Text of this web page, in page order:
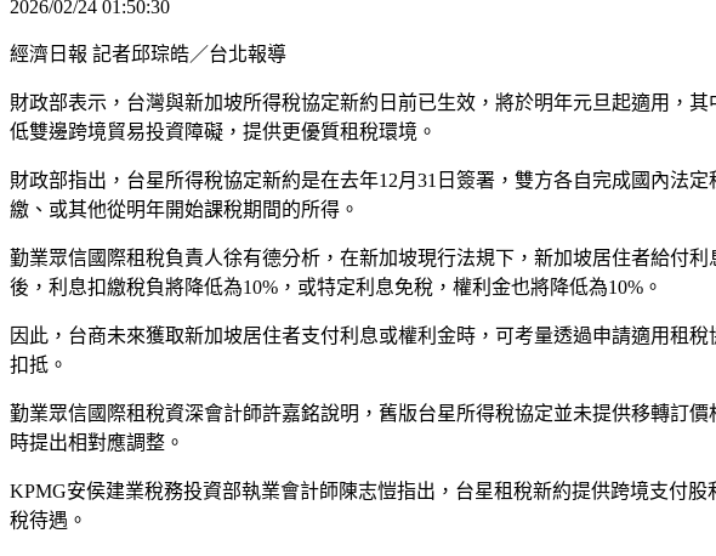
2026/02/24 01:50:30
經濟日報 記者邱琮皓／台北報導
財政部表示，台灣與新加坡所得稅協定新約日前已生效，將於明年元旦起適用，
低雙邊跨境貿易投資障礙，提供更優質租稅環境。
財政部指出，台星所得稅協定新約是在去年12月31日簽署，雙方各自完成國內法
繳、或其他從明年開始課稅期間的所得。
勤業眾信國際租稅負責人徐有德分析，在新加坡現行法規下，新加坡居住者給付
後，利息扣繳稅負將降低為10%，或特定利息免稅，權利金也將降低為10%。
因此，台商未來獲取新加坡居住者支付利息或權利金時，可考量透過申請適用租
扣抵。
勤業眾信國際租稅資深會計師許嘉銘說明，舊版台星所得稅協定並未提供移轉訂
時提出相對應調整。
KPMG安侯建業稅務投資部執業會計師陳志愷指出，台星租稅新約提供跨境支付
稅待遇。